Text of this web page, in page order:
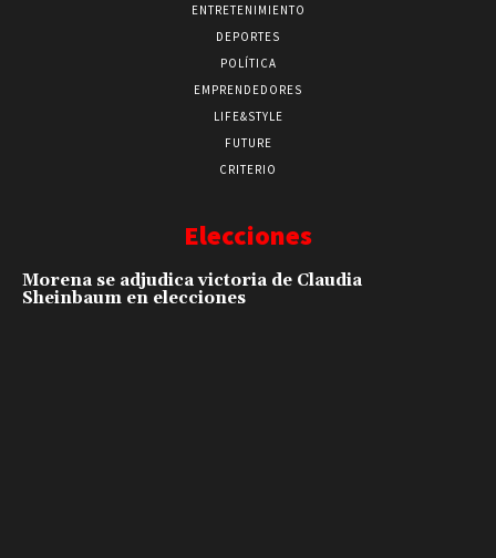
ENTRETENIMIENTO
DEPORTES
POLÍTICA
EMPRENDEDORES
LIFE&STYLE
FUTURE
CRITERIO
Elecciones
Morena se adjudica victoria de Claudia
Sheinbaum en elecciones